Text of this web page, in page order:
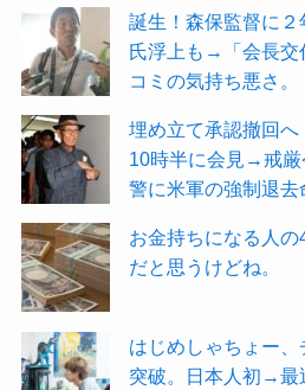
誕生！森保監督に
氏浮上も→「会長交
コミの気持ち悪さ。
埋め立て承認撤回
10時半に会見→戒厳
警に米軍の強制退去
お金持ちになる人
だと思うけどね。
はじめしゃちょー
突破。日本人初→最